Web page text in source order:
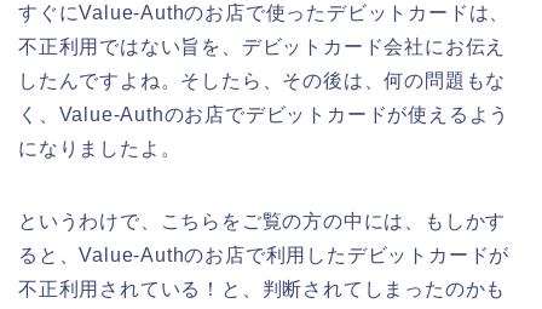
すぐにValue-Authのお店で使ったデビットカードは、
不正利用ではない旨を、デビットカード会社にお伝え
したんですよね。そしたら、その後は、何の問題もな
く、Value-Authのお店でデビットカードが使えるよう
になりましたよ。
というわけで、こちらをご覧の方の中には、もしかす
ると、Value-Authのお店で利用したデビットカードが
不正利用されている！と、判断されてしまったのかも